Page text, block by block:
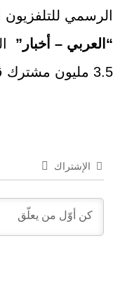
الرسمي
“العربي – أخبار”
3.5 مليون مشترك قبل أيام قليل.
الإشتراك